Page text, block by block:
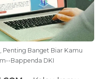
Penting Banget Biar Kamu
Bappenda DKI